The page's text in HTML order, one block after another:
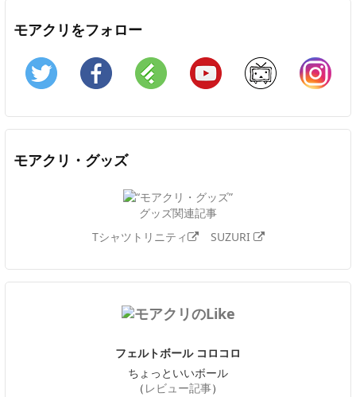
モアクリをフォロー
Twitter Facebook Feedly YouTube ニコニコ動画
モアクリ・グッズ
グッズ関連記事
Tシャツトリニティ
SUZURI
フェルトボール コロコロ
ちょっといいボール
（ レビュー記事）